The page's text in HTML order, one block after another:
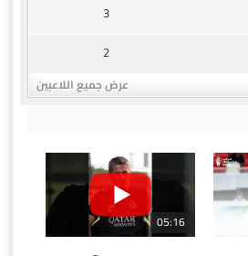
3
2
عرض جميع اللاعبين
05:16